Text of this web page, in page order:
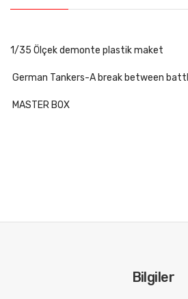
1/35 Ölçek demonte plastik maket
German Tankers-A break between
MASTER BOX
Bilgiler